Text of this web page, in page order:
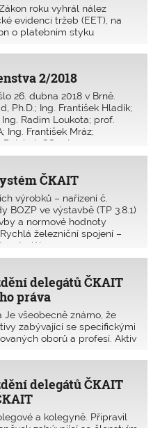
roku vyhrál nález
evidenci tržeb (EET), na
o platebním styku
zákona, jejímž aut
2/2018
26. dubna 2018 v Brně.
Ph.D.; Ing. František Hladík;
Radim Loukota; prof.
Ing. František Mráz;
CSc.; Ing.
ČKAIT
výrobků – nařízení č.
BOZP ve výstavbě (TP 3.8.1)
a normové hodnoty
železniční spojení –
delegátů ČKAIT
práva
Je všeobecně známo, že
zabývající se specifickými
oborů a profesí. Aktiv
delegátů ČKAIT
a kolegyně. Připravil